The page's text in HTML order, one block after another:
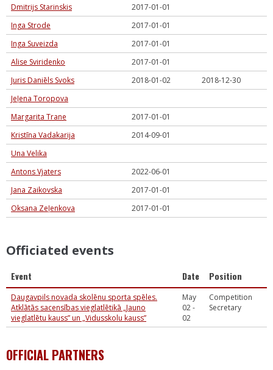
Dmitrijs Starinskis
2017-01-01
Inga Strode
2017-01-01
Inga Suveizda
2017-01-01
Alise Sviridenko
2017-01-01
Juris Daniēls Svoks
2018-01-02
2018-12-30
Jeļena Toropova
Margarita Trane
2017-01-01
Kristīna Vadakarija
2014-09-01
Una Velika
Antons Vjaters
2022-06-01
Jana Zaikovska
2017-01-01
Oksana Zeļenkova
2017-01-01
Officiated events
Event Date Position
Daugavpils novada skolēnu sporta spēles.
Atklātās sacensības vieglatlētikā „Jauno
vieglatlētu kauss” un „Vidusskolu kauss”
May
02 -
02
Competition
Secretary
OFFICIAL PARTNERS